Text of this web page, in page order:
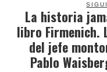
La historia
libro Firmenich.
del jefe
Pablo